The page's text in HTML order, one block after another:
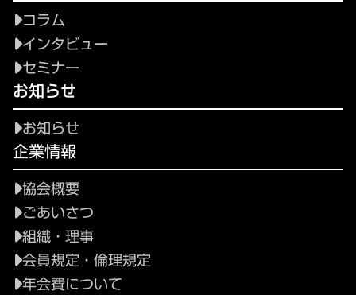
コラム
インタビュー
セミナー
お知らせ
お知らせ
企業情報
協会概要
ごあいさつ
組織・理事
会員規定・倫理規定
年会費について